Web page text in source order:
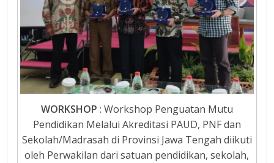
WORKSHOP : Workshop Penguatan Mutu
Pendidikan Melalui Akreditasi PAUD, PNF dan
Sekolah/Madrasah di Provinsi Jawa Tengah diikuti
oleh Perwakilan dari satuan pendidikan, sekolah,